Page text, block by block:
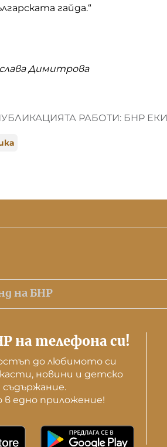
гайда.“
Димитрова
РАБОТИ: БНР
на БНР
на телефона си!
до любимото си
новини и детско
съдържание.
в едно приложение!